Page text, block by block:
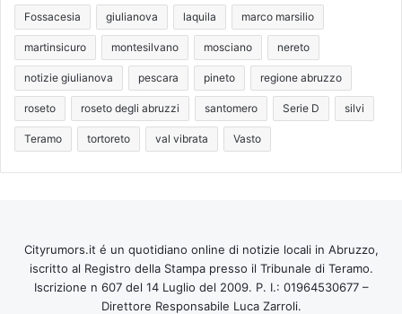
Fossacesia giulianova laquila marco marsilio
martinsicuro montesilvano mosciano nereto
notizie giulianova pescara pineto regione abruzzo
roseto roseto degli abruzzi santomero Serie D silvi
Teramo tortoreto val vibrata Vasto
Cityrumors.it é un quotidiano online di notizie locali in Abruzzo,
iscritto al Registro della Stampa presso il Tribunale di Teramo.
Iscrizione n 607 del 14 Luglio del 2009. P. I.: 01964530677 –
Direttore Responsabile Luca Zarroli.